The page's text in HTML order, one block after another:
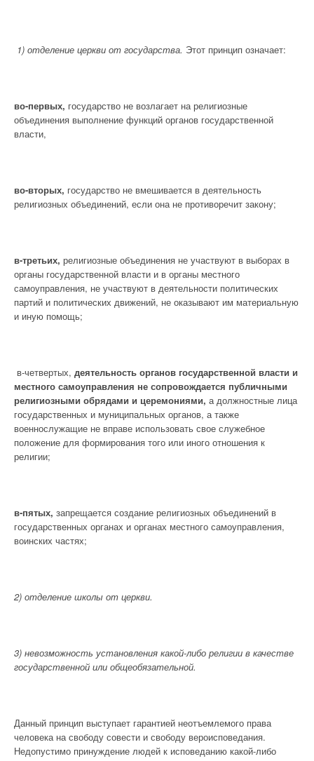
1) отделение церкви от государства. Этот принцип означает:
во-первых, государство не возлагает на религиозные
объединения выполнение функций органов государственной
власти,
во-вторых, государство не вмешивается в деятельность
религиозных объединений, если она не противоречит закону;
в-третьих, религиозные объединения не участвуют в выборах в
органы государственной власти и в органы местного
самоуправления, не участвуют в деятельности политических
партий и политических движений, не оказывают им материальную
и иную помощь;
в-четвертых, деятельность органов государственной власти и
местного самоуправления не сопровождается публичными
религиозными обрядами и церемониями, а должностные лица
государственных и муниципальных органов, а также
военнослужащие не вправе использовать свое служебное
положение для формирования того или иного отношения к
религии;
в-пятых, запрещается создание религиозных объединений в
государственных органах и органах местного самоуправления,
воинских частях;
2) отделение школы от церкви.
3) невозможность установления какой-либо религии в качестве
государственной или общеобязательной.
Данный принцип выступает гарантией неотъемлемого права
человека на свободу совести и свободу вероисповедания.
Недопустимо принуждение людей к исповеданию какой-либо